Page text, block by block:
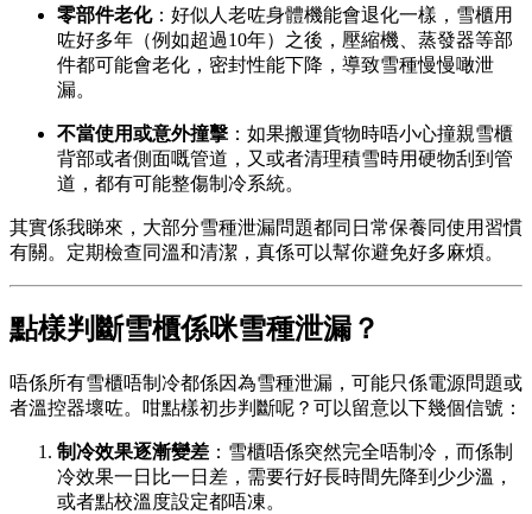
零部件老化：好似人老咗身體機能會退化一樣，雪櫃用
咗好多年（例如超過10年）之後，壓縮機、蒸發器等部
件都可能會老化，密封性能下降，導致雪種慢慢噉泄
漏。
不當使用或意外撞擊 ：如果搬運貨物時唔小心撞親雪櫃
背部或者側面嘅管道，又或者清理積雪時用硬物刮到管
道，都有可能整傷制冷系統。
其實係我睇來，大部分雪種泄漏問題都同日常保養同使用習慣
有關。定期檢查同溫和清潔，真係可以幫你避免好多麻煩。
點樣判斷雪櫃係咪雪種泄漏？
唔係所有雪櫃唔制冷都係因為雪種泄漏，可能只係電源問題或
者溫控器壞咗。咁點樣初步判斷呢？可以留意以下幾個信號：
制冷效果逐漸變差 ：雪櫃唔係突然完全唔制冷，而係制
冷效果一日比一日差，需要行好長時間先降到少少溫，
或者點校溫度設定都唔凍。